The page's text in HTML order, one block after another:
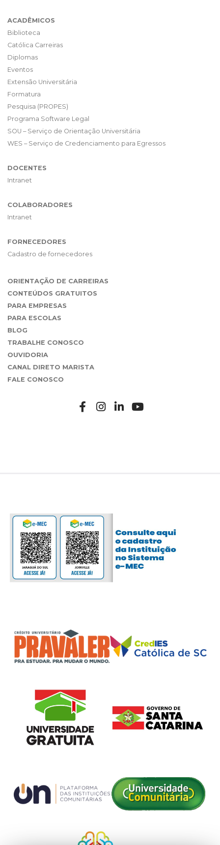
ACADÊMICOS
Biblioteca
Católica Carreiras
Diplomas
Eventos
Extensão Universitária
Formatura
Pesquisa (PROPES)
Programa Software Legal
SOU – Serviço de Orientação Universitária
WES – Serviço de Credenciamento para Egressos
DOCENTES
Intranet
COLABORADORES
Intranet
FORNECEDORES
Cadastro de fornecedores
ORIENTAÇÃO DE CARREIRAS
CONTEÚDOS GRATUITOS
PARA EMPRESAS
PARA ESCOLAS
BLOG
TRABALHE CONOSCO
OUVIDORIA
CANAL DIRETO MARISTA
FALE CONOSCO